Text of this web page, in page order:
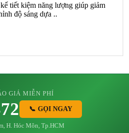
tiết kiệm năng lượng giúp giảm
độ sáng dựa ..
GIÁ MIỄN PHÍ
📞 GỌI NGAY
H. Hóc Môn, Tp.HCM